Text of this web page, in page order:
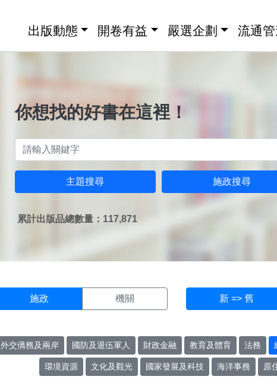
出版動態 開卷有益 嚴選企劃 流通
你想找的好書在這裡！
主題搜尋 施政搜尋
累計出版品總數量：117,871
施政 機關 新 => 舊
外交僑務及兩岸 國防及退伍軍人 財政金融 教育及體育 法務
環境資源 文化及觀光 國家發展及科技 海洋事務 原